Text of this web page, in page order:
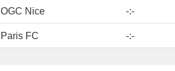
OGC Nice -:-
Paris FC -:-